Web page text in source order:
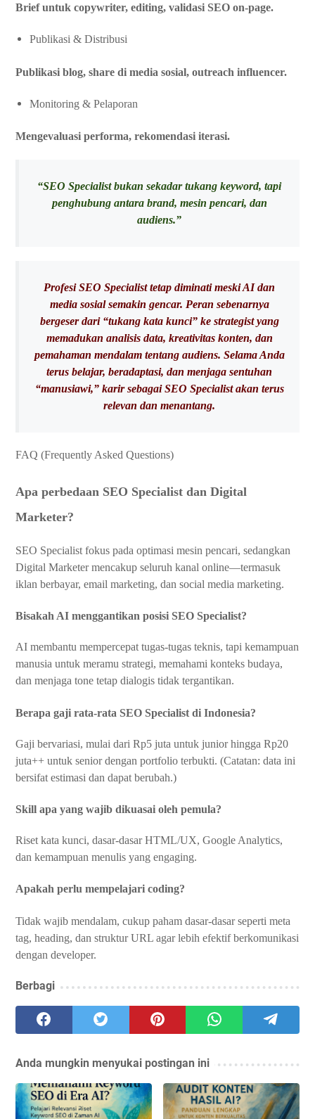
Brief untuk copywriter, editing, validasi SEO on-page.
Publikasi & Distribusi
Publikasi blog, share di media sosial, outreach influencer.
Monitoring & Pelaporan
Mengevaluasi performa, rekomendasi iterasi.
“SEO Specialist bukan sekadar tukang keyword, tapi
penghubung antara brand, mesin pencari, dan
audiens.”
Profesi SEO Specialist tetap diminati meski AI dan
media sosial semakin gencar. Peran sebenarnya
bergeser dari “tukang kata kunci” ke strategist yang
memadukan analisis data, kreativitas konten, dan
pemahaman mendalam tentang audiens. Selama Anda
terus belajar, beradaptasi, dan menjaga sentuhan
“manusiawi,” karir sebagai SEO Specialist akan terus
relevan dan menantang.
FAQ (Frequently Asked Questions)
Apa perbedaan SEO Specialist dan Digital
Marketer?
SEO Specialist fokus pada optimasi mesin pencari, sedangkan
Digital Marketer mencakup seluruh kanal online—termasuk
iklan berbayar, email marketing, dan social media marketing.
Bisakah AI menggantikan posisi SEO Specialist?
AI membantu mempercepat tugas-tugas teknis, tapi kemampuan
manusia untuk meramu strategi, memahami konteks budaya,
dan menjaga tone tetap dialogis tidak tergantikan.
Berapa gaji rata-rata SEO Specialist di Indonesia?
Gaji bervariasi, mulai dari Rp5 juta untuk junior hingga Rp20
juta++ untuk senior dengan portfolio terbukti. (Catatan: data ini
bersifat estimasi dan dapat berubah.)
Skill apa yang wajib dikuasai oleh pemula?
Riset kata kunci, dasar-dasar HTML/UX, Google Analytics,
dan kemampuan menulis yang engaging.
Apakah perlu mempelajari coding?
Tidak wajib mendalam, cukup paham dasar-dasar seperti meta
tag, heading, dan struktur URL agar lebih efektif berkomunikasi
dengan developer.
Berbagi
Anda mungkin menyukai postingan ini